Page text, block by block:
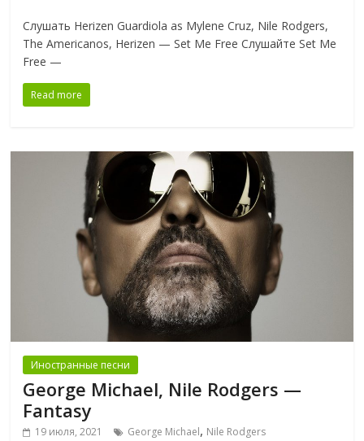
Слушать Herizen Guardiola as Mylene Cruz, Nile Rodgers,
The Americanos, Herizen — Set Me Free Слушайте Set Me
Free —
Read more
Иностранные песни
George Michael, Nile Rodgers —
Fantasy
19 июля, 2021 George Michael, Nile Rodgers